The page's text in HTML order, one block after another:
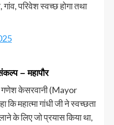
गांव, परिवेश स्वच्छ होगा तथा
– महापौर
केसरवानी (Mayor
महात्मा गांधी जी ने स्वच्छता
के लिए जो प्रयास किया था,